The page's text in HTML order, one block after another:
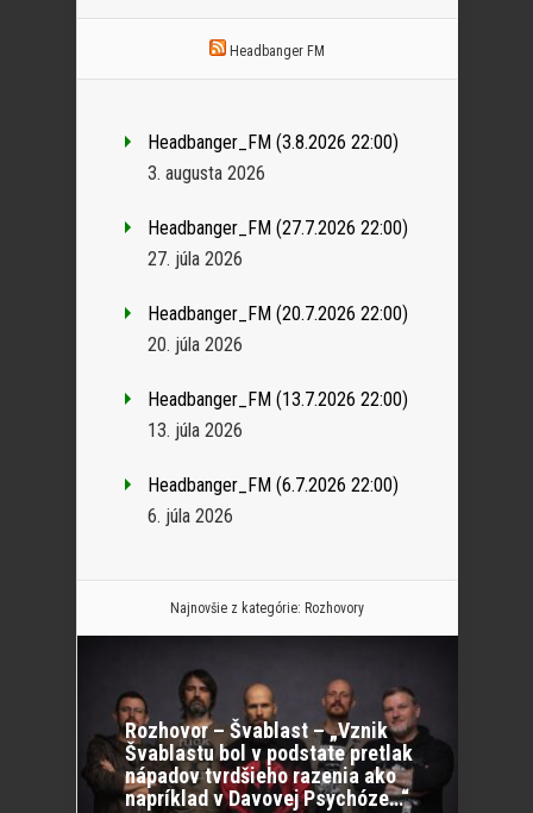
Headbanger FM
Headbanger_FM (3.8.2026 22:00)
3. augusta 2026
Headbanger_FM (27.7.2026 22:00)
27. júla 2026
Headbanger_FM (20.7.2026 22:00)
20. júla 2026
Headbanger_FM (13.7.2026 22:00)
13. júla 2026
Headbanger_FM (6.7.2026 22:00)
6. júla 2026
Najnovšie z kategórie: Rozhovory
Rozhovor – Švablast – „Vznik
Švablastu bol v podstate pretlak
nápadov tvrdšieho razenia ako
napríklad v Davovej Psychóze…“